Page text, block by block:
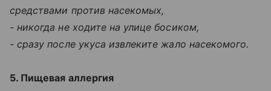
средствами против насекомых,
- никогда не ходите на улице босиком,
- сразу после укуса извлеките жало насекомого.
5. Пищевая аллергия